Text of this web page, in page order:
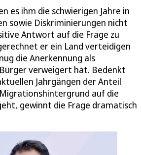
es ihm die schwierigen Jahre in
sowie Diskriminierungen nicht
Antwort auf die Frage zu
er ein Land verteidigen
die Anerkennung als
verweigert hat. Bedenkt
Jahrgängen der Anteil
auf die
gewinnt die Frage dramatisch